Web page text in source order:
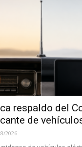
respaldo del
de
2026